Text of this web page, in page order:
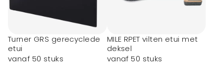
Turner GRS gerecyclede
etui
vanaf 50 stuks
MILE RPET vilten etui met
deksel
vanaf 50 stuks